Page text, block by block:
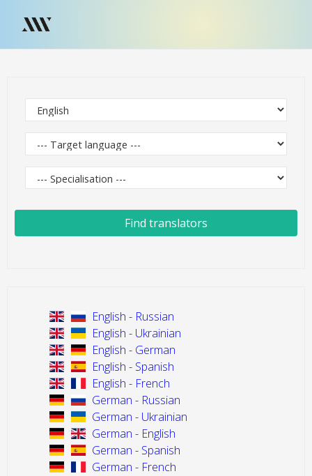
Find translators
English - Russian
English - Ukrainian
English - German
English - Spanish
English - French
German - Russian
German - Ukrainian
German - English
German - Spanish
German - French